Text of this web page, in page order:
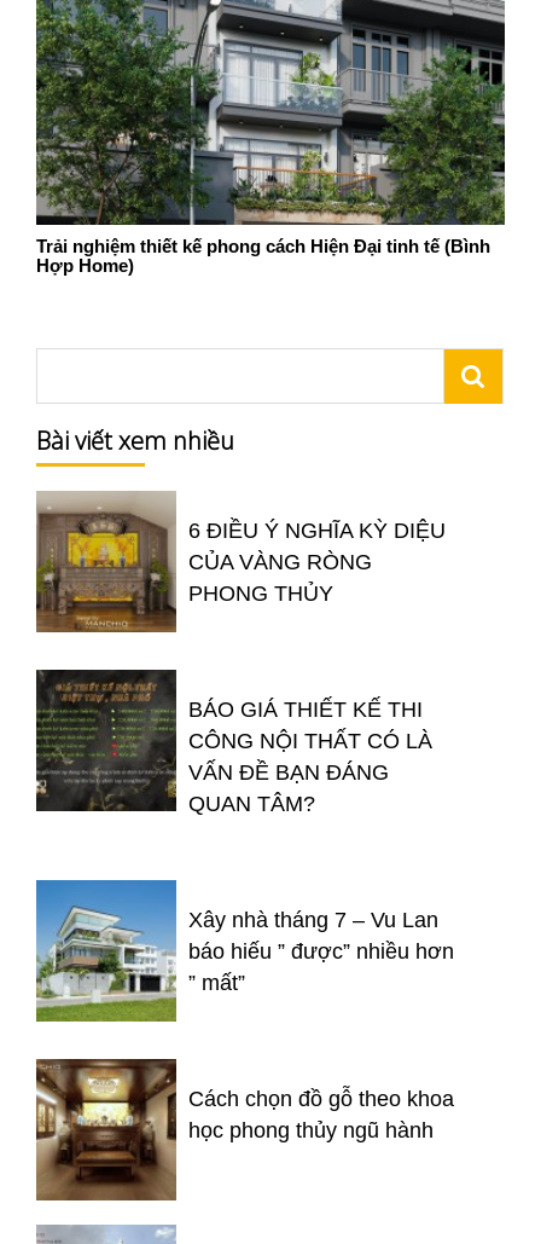
Trải nghiệm thiết kế phong cách Hiện Đại tinh tế (Bình
Hợp Home)
Bài viết xem nhiều
6 ĐIỀU Ý NGHĨA KỲ DIỆU
CỦA VÀNG RÒNG
PHONG THỦY
BÁO GIÁ THIẾT KẾ THI
CÔNG NỘI THẤT CÓ LÀ
VẤN ĐỀ BẠN ĐÁNG
QUAN TÂM?
Xây nhà tháng 7 – Vu Lan
báo hiếu ” được” nhiều hơn
” mất”
Cách chọn đồ gỗ theo khoa
học phong thủy ngũ hành